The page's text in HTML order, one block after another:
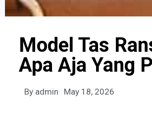
Model Tas
Apa Aja Yang
By admin May 18, 2026